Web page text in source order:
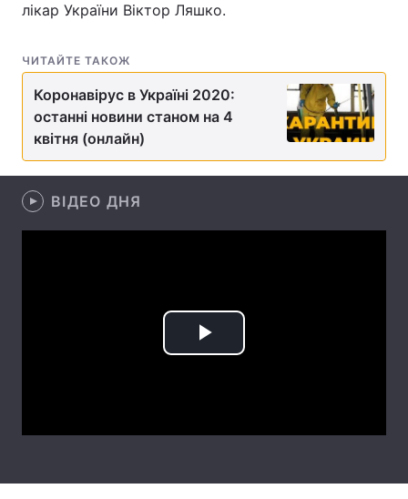
Техно і зв'язок
Зброя
Здоров'я
Цікавинки
Екологія Регіони
Статті
Послуги
лікар України Віктор Ляшко.
ЧИТАЙТЕ ТАКОЖ
Коронавірус в Україні 2020:
останні новини станом на 4
квітня (онлайн)
ВІДЕО ДНЯ
Play